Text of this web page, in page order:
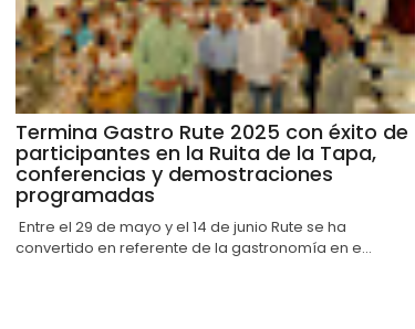
Termina Gastro Rute 2025 con éxito de
participantes en la Ruita de la Tapa,
conferencias y demostraciones
programadas
Entre el 29 de mayo y el 14 de junio Rute se ha
convertido en referente de la gastronomía en e...